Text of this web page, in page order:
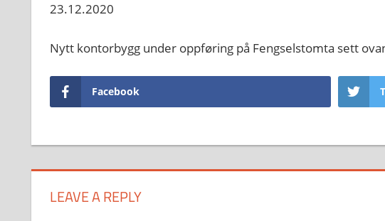
23.12.2020
Nytt kontorbygg under oppføring på Fengselstomta sett
Facebook
LEAVE A REPLY